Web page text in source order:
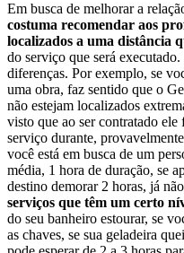
Em busca de melhorar a
costuma recomendar aos
localizados a uma distância
do serviço que será
diferenças. Por exemplo, se
uma obra, faz sentido que o
não estejam localizados
visto que ao ser contratado ele
serviço durante,
você está em busca de um
média, 1 hora de duração, se
destino demorar 2 horas, já
serviços que têm um certo
do seu banheiro estourar, se
as chaves, se sua geladeira